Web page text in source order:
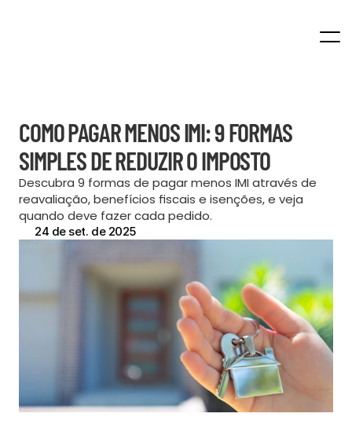
About
COMO PAGAR MENOS IMI: 9 FORMAS
SIMPLES DE REDUZIR O IMPOSTO
Descubra 9 formas de pagar menos IMI através de
reavaliação, benefícios fiscais e isenções, e veja
quando deve fazer cada pedido.
24 de set. de 2025